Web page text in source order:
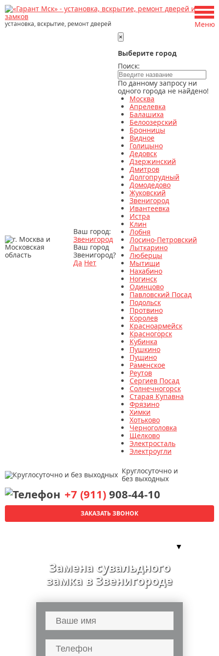
установка, вскрытие, ремонт дверей
Ваш город:
Звенигород
Ваш город
Звенигород?
Да Нет
×
Выберите город
Поиск:
По данному запросу ни
одного города не найдено!
Москва
Апрелевка
Балашиха
Белоозерский
Бронницы
Видное
Голицыно
Дедовск
Дзержинский
Дмитров
Долгопрудный
Домодедово
Жуковский
Звенигород
Ивантеевка
Истра
Клин
Лобня
Лосино-Петровский
Лыткарино
Люберцы
Мытищи
Нахабино
Ногинск
Одинцово
Павловский Посад
Подольск
Протвино
Королев
Красноармейск
Красногорск
Кубинка
Пушкино
Пущино
Раменское
Реутов
Сергиев Посад
Солнечногорск
Старая Купавна
Фрязино
Химки
Хотьково
Черноголовка
Щелково
Электросталь
Электроугли
Круглосуточно и
без выходных
+7 (911) 908-44-10
ЗАКАЗАТЬ ЗВОНОК
Меню
▼
Замена сувальдного
замка в Звенигороде